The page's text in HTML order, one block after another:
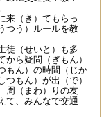
来（き）てもらっ
つう）ルールを教
徒（せいと）も多
から疑問（ぎもん）
もん）の時間（じか
もん）が出（で）
周（まわ）りの友
て、みんなで交通